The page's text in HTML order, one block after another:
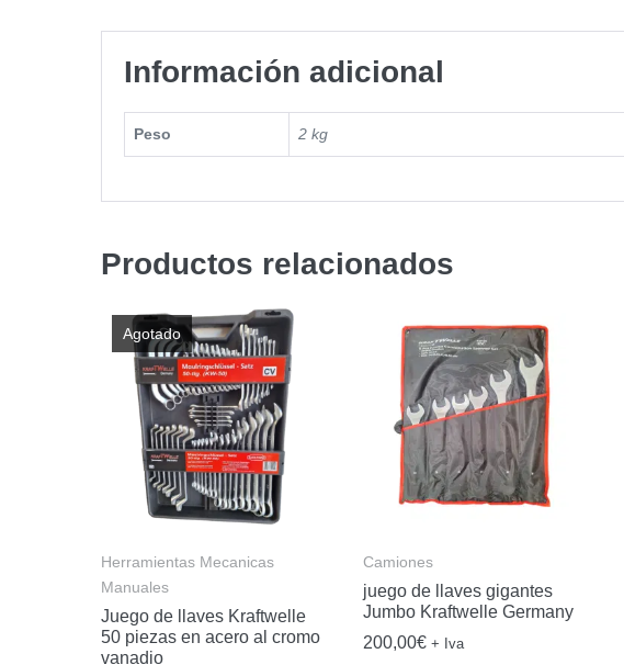
Información adicional
Peso 2 kg
Productos relacionados
Agotado
Herramientas Mecanicas
Manuales
Juego de llaves Kraftwelle
50 piezas en acero al cromo
vanadio
Camiones
juego de llaves gigantes
Jumbo Kraftwelle Germany
200,00€ + Iva